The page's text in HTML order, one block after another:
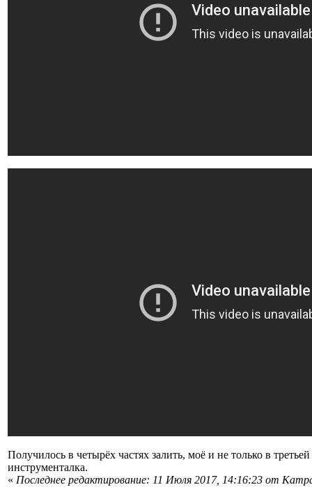
Получилось в четырёх частях залить, моё и не только в
инструменталка.
« Последнее редактирование: 11 Июля 2017, 14:16:23 от